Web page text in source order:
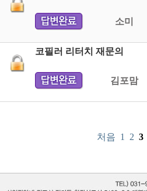
소미
코필러 리터치 재문의
김포맘
처음 1 2 3